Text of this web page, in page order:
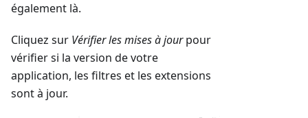
également là.
Cliquez sur Vérifier les mises à jourpour
vérifier si la version de votre
application, les filtres et les extensions
sont à jour.